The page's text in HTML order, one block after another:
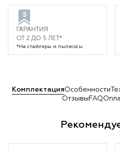
ГАРАНТИЯ
ОТ 2 ДО 5 ЛЕТ*
*На стайлеры и пылесосы
КомплектацияОсобенности
Отзывы FAQ